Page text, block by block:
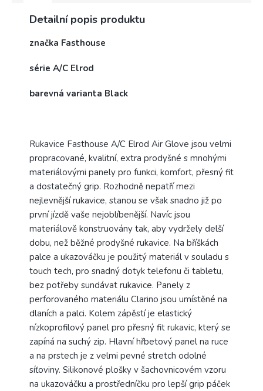
Detailní popis produktu
značka Fasthouse
série A/C Elrod
barevná varianta Black
Rukavice Fasthouse A/C Elrod Air Glove jsou velmi
propracované, kvalitní, extra prodyšné s mnohými
materiálovými panely pro funkci, komfort, přesný fit
a dostatečný grip. Rozhodně nepatří mezi
nejlevnější rukavice, stanou se však snadno již po
první jízdě vaše nejoblíbenější. Navíc jsou
materiálově konstruovány tak, aby vydržely delší
dobu, než běžné prodyšné rukavice. Na bříškách
palce a ukazováčku je použitý materiál v souladu s
touch tech, pro snadný dotyk telefonu či tabletu,
bez potřeby sundávat rukavice. Panely z
perforovaného materiálu Clarino jsou umístěné na
dlaních a palci. Kolem zápěstí je elastický
nízkoprofilový panel pro přesný fit rukavic, který se
zapíná na suchý zip. Hlavní hřbetový panel na ruce
a na prstech je z velmi pevné stretch odolné
síťoviny. Silikonové plošky v šachovnicovém vzoru
na ukazováčku a prostředníčku pro lepší grip páček